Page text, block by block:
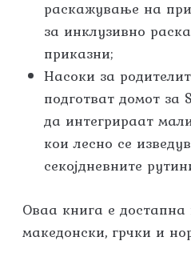
раскажување на
за инклузивно
приказни;
Насоки за
подготват домот за
да интегрираат
кои лесно се
секојдневните
Оваа книга е достапна
македонски, грчки и